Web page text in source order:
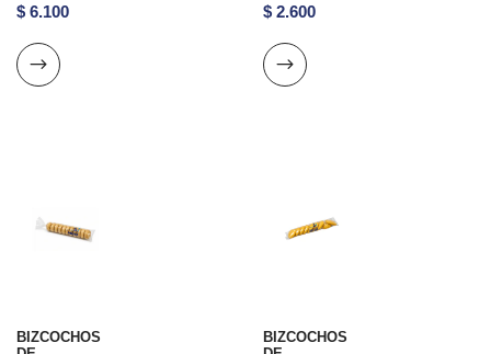
$ 6.100 $2.600
BIZCOCHOS
BIZCOCHOS